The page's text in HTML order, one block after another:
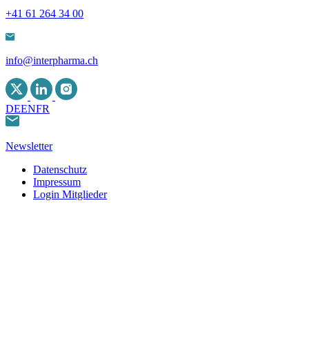
+41 61 264 34 00
info@interpharma.ch
DEENFR
Newsletter
Datenschutz
Impressum
Login Mitglieder